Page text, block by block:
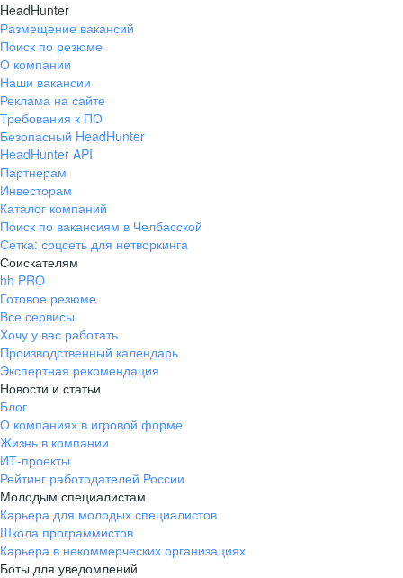
HeadHunter
Размещение вакансий
Поиск по резюме
О компании
Наши вакансии
Реклама на сайте
Требования к ПО
Безопасный HeadHunter
HeadHunter API
Партнерам
Инвесторам
Каталог компаний
Поиск по вакансиям в Челбасской
Сетка: соцсеть для нетворкинга
Соискателям
hh PRO
Готовое резюме
Все сервисы
Хочу у вас работать
Производственный календарь
Экспертная рекомендация
Новости и статьи
Блог
О компаниях в игровой форме
Жизнь в компании
ИТ-проекты
Рейтинг работодателей России
Молодым специалистам
Карьера для молодых специалистов
Школа программистов
Карьера в некоммерческих организациях
Боты для уведомлений